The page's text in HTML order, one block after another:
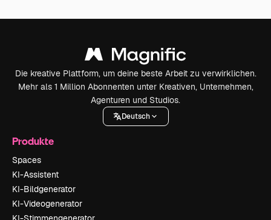
Die kreative Plattform, um deine beste Arbeit zu verwirklichen.
Mehr als 1 Million Abonnenten unter Kreativen, Unternehmen,
Agenturen und Studios.
Deutsch
Produkte
Spaces
KI-Assistent
KI-Bildgenerator
KI-Videogenerator